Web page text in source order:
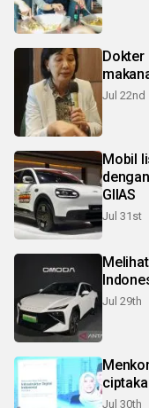
Dokter
Jul 22nd
Mobil
GIIAS
Jul 31st
Jul 29th
Jul 30th